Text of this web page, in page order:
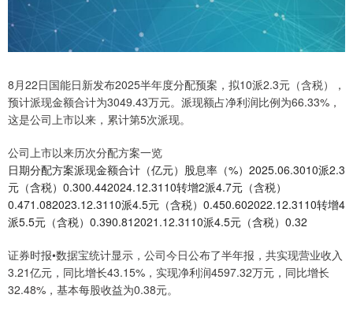
8月22日国能日新发布2025半年度分配预案，拟10派2.3元（含税），
预计派现金额合计为3049.43万元。派现额占净利润比例为66.33%，
这是公司上市以来，累计第5次派现。
公司上市以来历次分配方案一览
日期分配方案派现金额合计（亿元）股息率（%）2025.06.3010派2.3
元（含税）0.300.442024.12.3110转增2派4.7元（含税）
0.471.082023.12.3110派4.5元（含税）0.450.602022.12.3110转增4
派5.5元（含税）0.390.812021.12.3110派4.5元（含税）0.32
证券时报•数据宝统计显示，公司今日公布了半年报，共实现营业收入
3.21亿元，同比增长43.15%，实现净利润4597.32万元，同比增长
32.48%，基本每股收益为0.38元。